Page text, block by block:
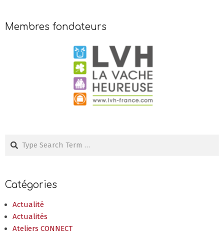
Membres fondateurs
Search
Catégories
Actualité
Actualités
Ateliers CONNECT